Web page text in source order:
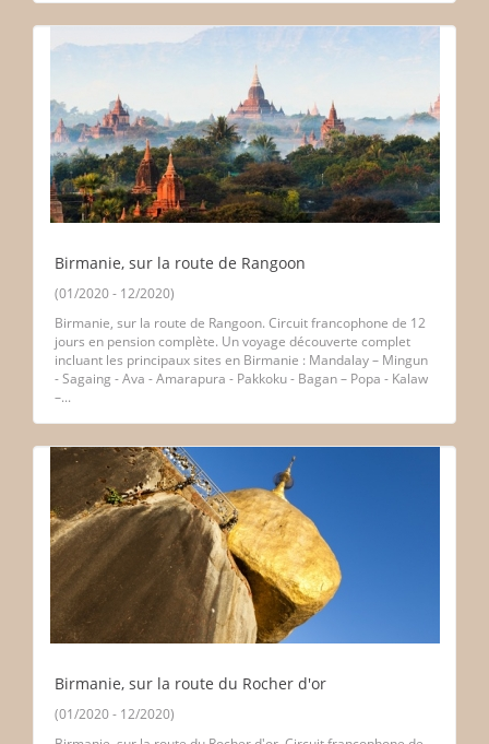
Birmanie, sur la route de Rangoon
(01/2020 - 12/2020)
Birmanie, sur la route de Rangoon. Circuit francophone de 12
jours en pension complète. Un voyage découverte complet
incluant les principaux sites en Birmanie : Mandalay – Mingun
- Sagaing - Ava - Amarapura - Pakkoku - Bagan – Popa - Kalaw
–...
Birmanie, sur la route du Rocher d'or
(01/2020 - 12/2020)